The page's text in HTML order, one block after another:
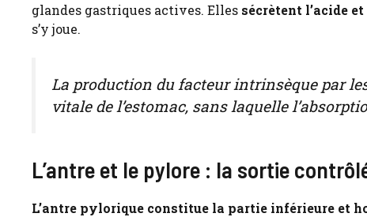
glandes gastriques actives. Elles sécrètent l’acide
s’y joue.
La production du facteur intrinsèque par
vitale de l’estomac, sans laquelle
L’antre et le pylore : la sortie
L’antre pylorique constitue la partie inférieure et